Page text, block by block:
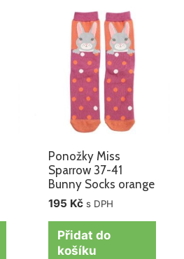
Ponožky Miss
Sparrow 37-41
Bunny Socks orange
195 Kč s DPH
Přidat do
košíku